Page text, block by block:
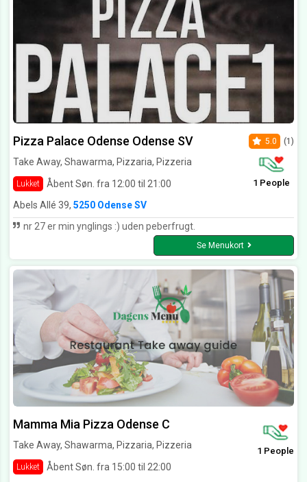
Pizza Palace Odense Odense SV
Take Away, Shawarma, Pizzaria, Pizzeria
Lukket Åbent Søn. fra 12:00 til 21:00
5.0 (1)
1 People
Abels Allé 39, 5250 Odense SV
nr 27 er min ynglings :) uden peberfrugt.
Se Menukort
Mamma Mia Pizza Odense C
Take Away, Shawarma, Pizzaria, Pizzeria
Lukket Åbent Søn. fra 15:00 til 22:00
1 People